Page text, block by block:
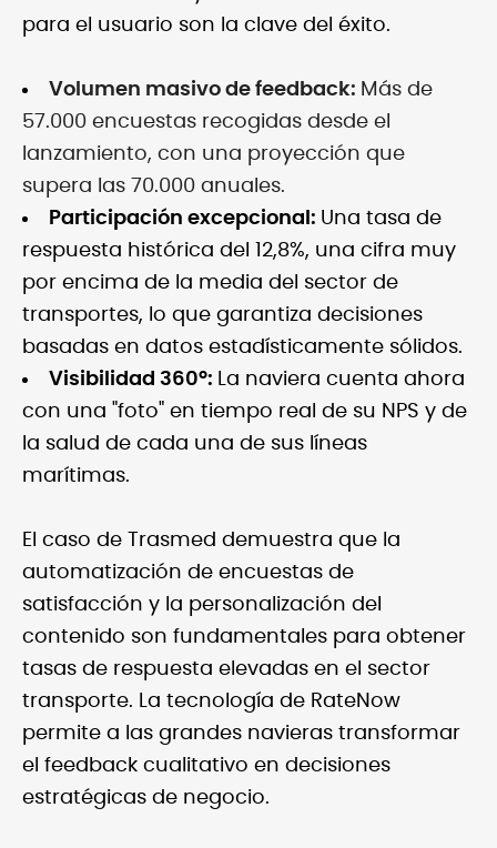
para el usuario son la clave del éxito.
Volumen masivo de feedback: Más de
57.000 encuestas recogidas desde el
lanzamiento, con una proyección que
supera las 70.000 anuales.
Participación excepcional: Una tasa de
respuesta histórica del 12,8%, una cifra muy
por encima de la media del sector de
transportes, lo que garantiza decisiones
basadas en datos estadísticamente sólidos.
Visibilidad 360º: La naviera cuenta ahora
con una "foto" en tiempo real de su NPS y de
la salud de cada una de sus líneas
marítimas.
El caso de Trasmed demuestra que la
automatización de encuestas de
satisfacción y la personalización del
contenido son fundamentales para obtener
tasas de respuesta elevadas en el sector
transporte. La tecnología de RateNow
permite a las grandes navieras transformar
el feedback cualitativo en decisiones
estratégicas de negocio.